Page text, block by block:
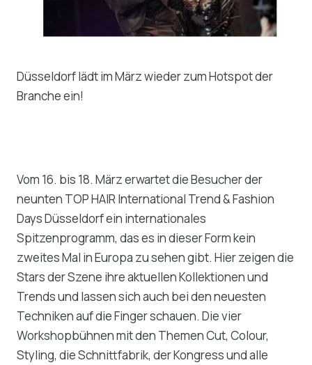
Düsseldorf lädt im März wieder zum Hotspot der
Branche ein!
Vom 16. bis 18. März erwartet die Besucher der
neunten TOP HAIR International Trend & Fashion
Days Düsseldorf ein internationales
Spitzenprogramm, das es in dieser Form kein
zweites Mal in Europa zu sehen gibt. Hier zeigen die
Stars der Szene ihre aktuellen Kollektionen und
Trends und lassen sich auch bei den neuesten
Techniken auf die Finger schauen. Die vier
Workshopbühnen mit den Themen Cut, Colour,
Styling, die Schnittfabrik, der Kongress und alle